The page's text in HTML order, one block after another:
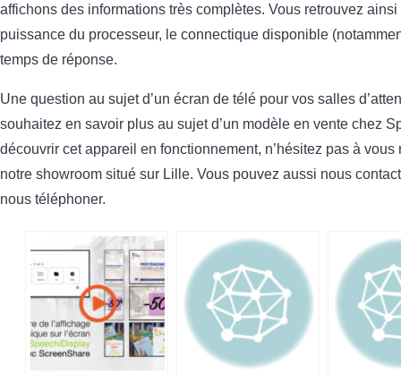
affichons des informations très complètes. Vous retrouvez
puissance du processeur, le connectique disponible
temps de réponse.
Une question au sujet d’un écran de télé pour vos salles
souhaitez en savoir plus au sujet d’un modèle en vente chez
découvrir cet appareil en fonctionnement, n’hésitez pas à vous
notre showroom situé sur Lille. Vous pouvez aussi nous
nous téléphoner.